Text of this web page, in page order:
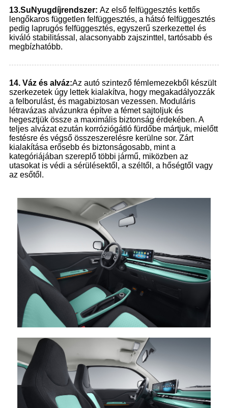
13.Su Nyugdíjrendszer: Az első felfüggesztés kettős
lengőkaros független felfüggesztés, a hátsó felfüggesztés
pedig laprugós felfüggesztés, egyszerű szerkezettel és
kiváló stabilitással, alacsonyabb zajszinttel, tartósabb és
megbízhatóbb.
14. Váz és alváz:Az autó szintező fémlemezekből készült
szerkezetek úgy lettek kialakítva, hogy megakadályozzák
a felborulást, és magabiztosan vezessen. Moduláris
létravázas alvázunkra építve a fémet sajtoljuk és
hegesztjük össze a maximális biztonság érdekében. A
teljes alvázat ezután korróziógátló fürdőbe mártjuk, mielőtt
festésre és végső összeszerelésre kerülne sor. Zárt
kialakítása erősebb és biztonságosabb, mint a
kategóriájában szereplő többi jármű, miközben az
utasokat is védi a sérülésektől, a széltől, a hőségtől vagy
az esőtől.